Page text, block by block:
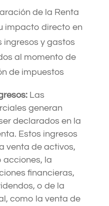
de la Renta
impacto directo en
ingresos y gastos
al momento de
de impuestos
Las
generan
declarados en la
Estos ingresos
venta de activos,
acciones, la
financieras,
o de la
como la venta de